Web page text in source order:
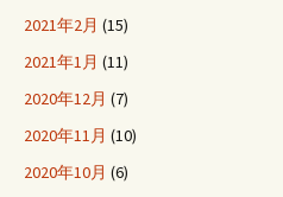
2021年2月 (15)
2021年1月 (11)
2020年12月 (7)
2020年11月 (10)
2020年10月 (6)